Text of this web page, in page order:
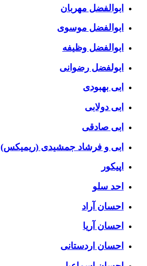
ابوالفضل مهربان
ابوالفضل موسوی
ابوالفضل وظیفه
ابولفضل رضوانی
ابی بهبودی
ابی دولابی
ابی صادقی
ابی و فرشاد جمشیدی (ریمیکس)
اپیکور
احد سلو
احسان آراد
احسان آریا
احسان اردستانی